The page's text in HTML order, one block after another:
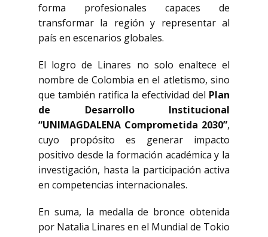
forma profesionales capaces de
transformar la región y representar al
país en escenarios globales.
El logro de Linares no solo enaltece el
nombre de Colombia en el atletismo, sino
que también ratifica la efectividad del Plan
de Desarrollo Institucional
“UNIMAGDALENA Comprometida 2030”,
cuyo propósito es generar impacto
positivo desde la formación académica y la
investigación, hasta la participación activa
en competencias internacionales.
En suma, la medalla de bronce obtenida
por Natalia Linares en el Mundial de Tokio